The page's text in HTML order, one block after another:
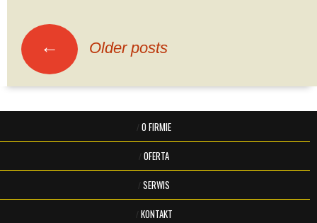
Posts
navigation
← Older posts
/ O FIRMIE
/ OFERTA
/ SERWIS
/ KONTAKT